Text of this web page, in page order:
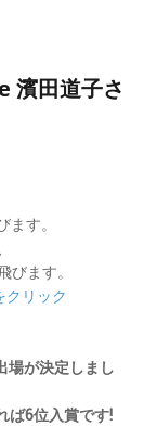
濱田道子さ
す。
ます。
クリック
が決定しまし
ば6位入賞です!